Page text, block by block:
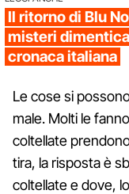
Il ritorno di Blu
misteri
cronaca italiana
Le cose si
male. Molti le
coltellate
tira, la risposta è
coltellate e dove,